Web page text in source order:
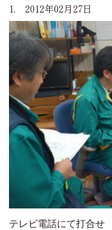
1. 2012年02月27日
テレビ電話にて打合せ